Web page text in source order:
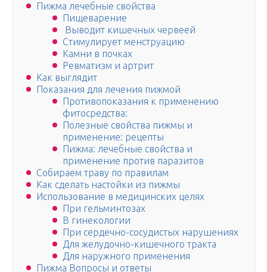
Пижма лечебные свойства
Пищеварение
Выводит кишечных червеей
Стимулирует менструацию
Камни в почках
Ревматизм и артрит
Как выглядит
Показания для лечения пижмой
Противопоказания к применению
фитосредства:
Полезные свойства пижмы и
применение: рецепты
Пижма: лечебные свойства и
применение против паразитов
Собираем траву по правилам
Как сделать настойки из пижмы
Использование в медицинских целях
При гельминтозах
В гинекологии
При сердечно-сосудистых нарушениях
Для желудочно-кишечного тракта
Для наружного применения
Пижма Вопросы и ответы